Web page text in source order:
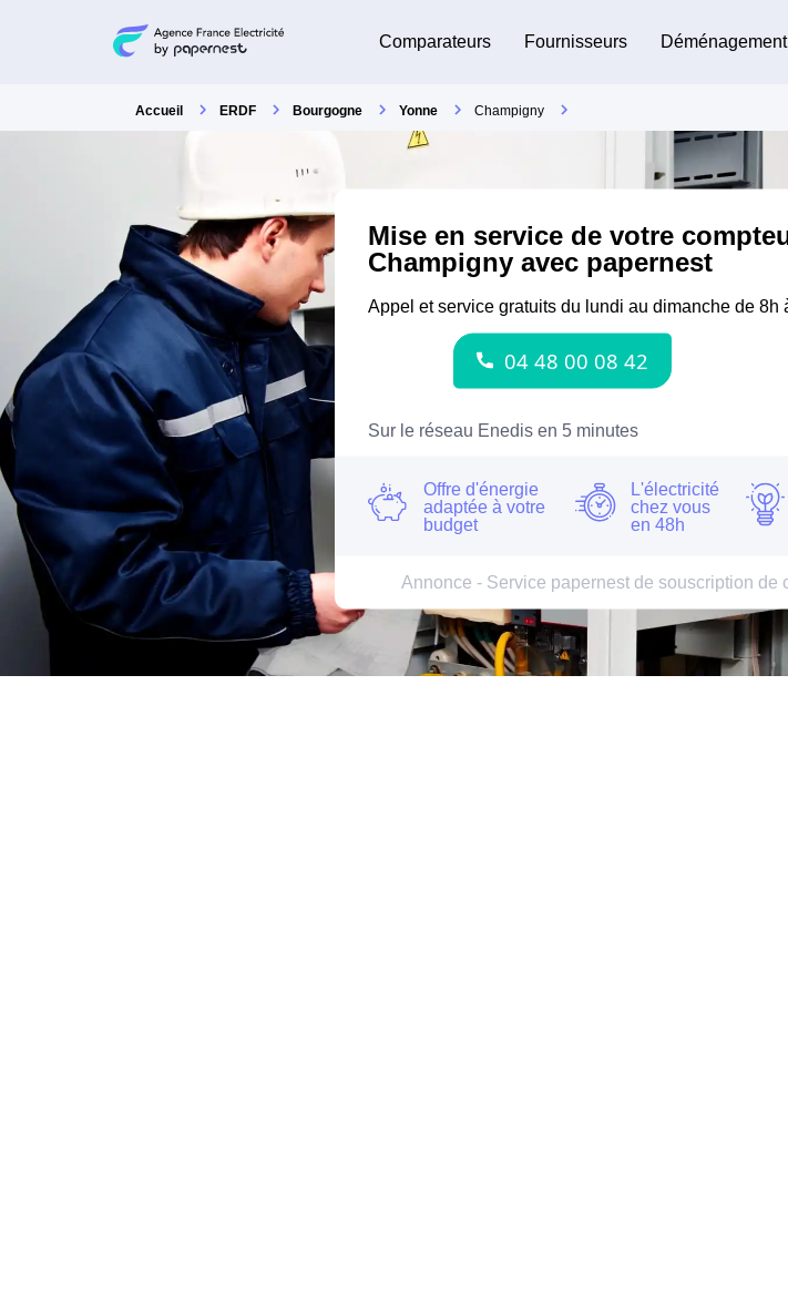
Comparateurs Fournisseurs Déménagement
Accueil ERDF Bourgogne Yonne Champigny